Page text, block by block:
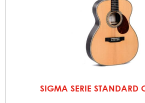
SIGMA SERIE STANDARD